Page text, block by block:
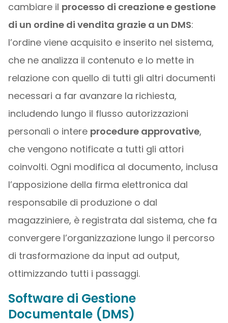
cambiare il processo di creazione e gestione
di un ordine di vendita grazie a un DMS:
l’ordine viene acquisito e inserito nel sistema,
che ne analizza il contenuto e lo mette in
relazione con quello di tutti gli altri documenti
necessari a far avanzare la richiesta,
includendo lungo il flusso autorizzazioni
personali o intere procedure approvative,
che vengono notificate a tutti gli attori
coinvolti. Ogni modifica al documento, inclusa
l’apposizione della firma elettronica dal
responsabile di produzione o dal
magazziniere, è registrata dal sistema, che fa
convergere l’organizzazione lungo il percorso
di trasformazione da input ad output,
ottimizzando tutti i passaggi.
Software di Gestione
Documentale (DMS)